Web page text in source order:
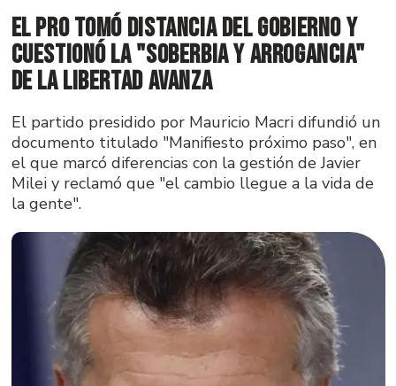
El PRO tomó distancia del Gobierno y
cuestionó la "soberbia y arrogancia"
de La Libertad Avanza
El partido presidido por Mauricio Macri difundió un
documento titulado "Manifiesto próximo paso", en
el que marcó diferencias con la gestión de Javier
Milei y reclamó que "el cambio llegue a la vida de
la gente".